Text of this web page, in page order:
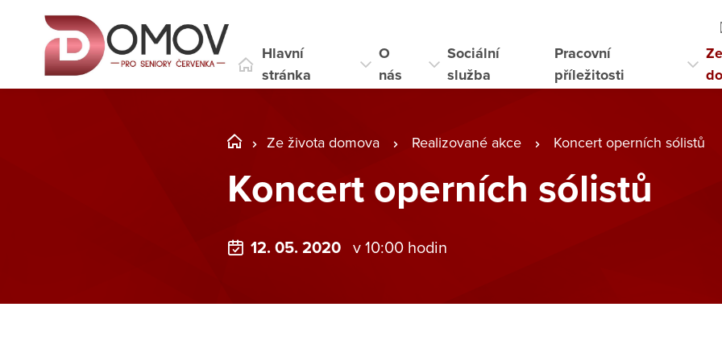
Hlavní
stránka
O
nás
Sociální
služba
Pracovní
příležitosti
Ze života domova Realizované akce Koncert operních sólistů
Koncert operních sólistů
12. 05. 2020 v 10:00 hodin